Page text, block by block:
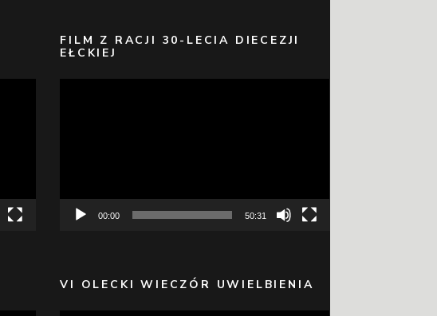
FILM Z RACJI 30-LECIA DIECEZJI
EŁCKIEJ
00:00 50:31
VI OLECKI WIECZÓR UWIELBIENIA